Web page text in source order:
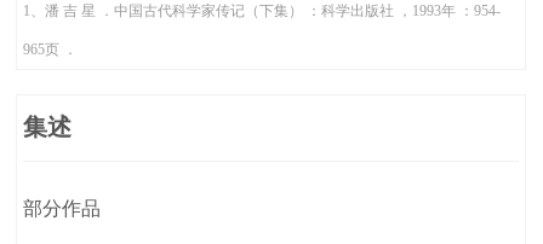
1、潘 吉 星 ．中国古代科学家传记（下集） ：科学出版社 ，1993年 ：954-
965页 ．
集述
部分作品